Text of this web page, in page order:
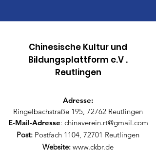
Chinesische Kultur und
Bildungsplattform e.V .
Reutlingen​
Adresse:
Ringelbachstraße 195, 72762 Reutlingen
E-Mail-Adresse: chinaverein.rt@gmail.com
Post: Postfach 1104, 72701 Reutlingen
Website: www.ckbr.de